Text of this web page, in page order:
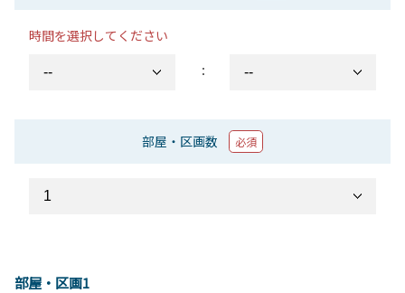
時間を選択してください
：
部屋・区画数 必須
部屋・区画1